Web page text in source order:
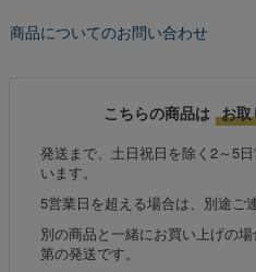
商品についてのお問い合わせ
こちらの商品は お取
発送まで、土日祝日を除く2～5
います。
5営業日を超える場合は、別途ご
別の商品と一緒にお買い上げの
第の発送です。